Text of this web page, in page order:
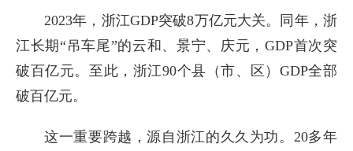
2023年，浙江GDP突破8万亿元大关。同年，浙
江长期“吊车尾”的云和、景宁、庆元，GDP首次突
破百亿元。至此，浙江90个县（市、区）GDP全部
破百亿元。
这一重要跨越，源自浙江的久久为功。20多年